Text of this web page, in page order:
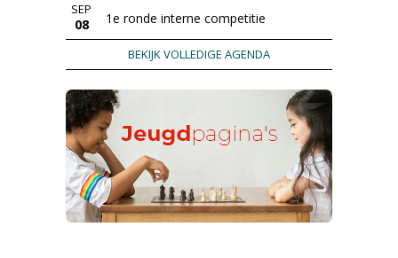
SEP
08 1e ronde interne competitie
BEKIJK VOLLEDIGE AGENDA